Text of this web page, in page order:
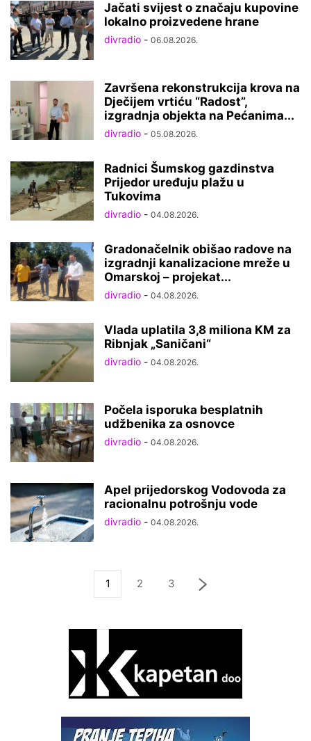
Jačati svijest o značaju kupovine
lokalno proizvedene hrane
divradio - 06.08.2026.
Završena rekonstrukcija krova na
Dječijem vrtiću “Radost”,
izgradnja objekta na Pećanima...
divradio - 05.08.2026.
Radnici Šumskog gazdinstva
Prijedor uređuju plažu u
Tukovima
divradio - 04.08.2026.
Gradonačelnik obišao radove na
izgradnji kanalizacione mreže u
Omarskoj – projekat...
divradio - 04.08.2026.
Vlada uplatila 3,8 miliona KM za
Ribnjak „Saničani“
divradio - 04.08.2026.
Počela isporuka besplatnih
udžbenika za osnovce
divradio - 04.08.2026.
Apel prijedorskog Vodovoda za
racionalnu potrošnju vode
divradio - 04.08.2026.
1 2 3